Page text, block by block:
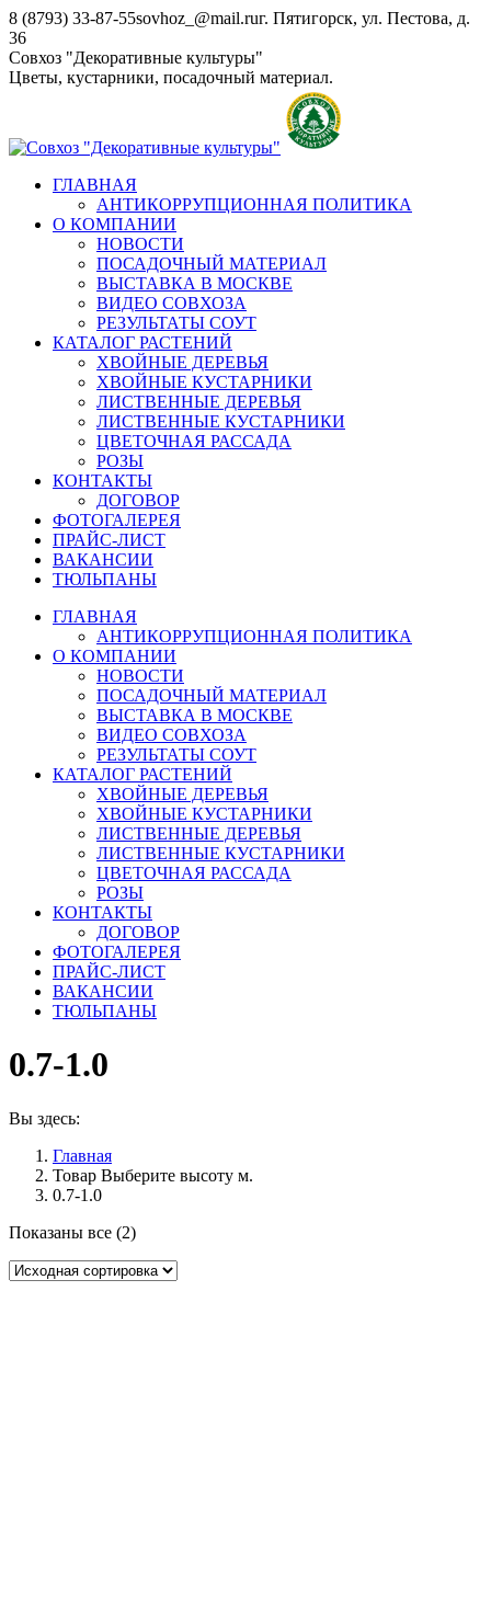
Перейти
к
содержанию
8 (8793) 33-87-55sovhoz_@mail.ruг. Пятигорск, ул. Пестова, д.
36
Совхоз "Декоративные культуры"
Цветы, кустарники, посадочный материал.
ГЛАВНАЯ
АНТИКОРРУПЦИОННАЯ ПОЛИТИКА
О КОМПАНИИ
НОВОСТИ
ПОСАДОЧНЫЙ МАТЕРИАЛ
ВЫСТАВКА В МОСКВЕ
ВИДЕО СОВХОЗА
РЕЗУЛЬТАТЫ СОУТ
КАТАЛОГ РАСТЕНИЙ
ХВОЙНЫЕ ДЕРЕВЬЯ
ХВОЙНЫЕ КУСТАРНИКИ
ЛИСТВЕННЫЕ ДЕРЕВЬЯ
ЛИСТВЕННЫЕ КУСТАРНИКИ
ЦВЕТОЧНАЯ РАССАДА
РОЗЫ
КОНТАКТЫ
ДОГОВОР
ФОТОГАЛЕРЕЯ
ПРАЙС-ЛИСТ
ВАКАНСИИ
ТЮЛЬПАНЫ
ГЛАВНАЯ
АНТИКОРРУПЦИОННАЯ ПОЛИТИКА
О КОМПАНИИ
НОВОСТИ
ПОСАДОЧНЫЙ МАТЕРИАЛ
ВЫСТАВКА В МОСКВЕ
ВИДЕО СОВХОЗА
РЕЗУЛЬТАТЫ СОУТ
КАТАЛОГ РАСТЕНИЙ
ХВОЙНЫЕ ДЕРЕВЬЯ
ХВОЙНЫЕ КУСТАРНИКИ
ЛИСТВЕННЫЕ ДЕРЕВЬЯ
ЛИСТВЕННЫЕ КУСТАРНИКИ
ЦВЕТОЧНАЯ РАССАДА
РОЗЫ
КОНТАКТЫ
ДОГОВОР
ФОТОГАЛЕРЕЯ
ПРАЙС-ЛИСТ
ВАКАНСИИ
ТЮЛЬПАНЫ
0.7-1.0
Вы здесь:
Главная
Товар Выберите высоту м.
0.7-1.0
Показаны все (2)